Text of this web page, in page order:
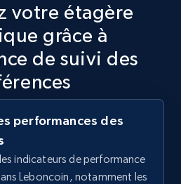
Currency, Initial
percent, and more.
Commencer
votre étagère
grâce à
de suivi des
performances des
indicateurs de performance
Leboncoin, notamment les